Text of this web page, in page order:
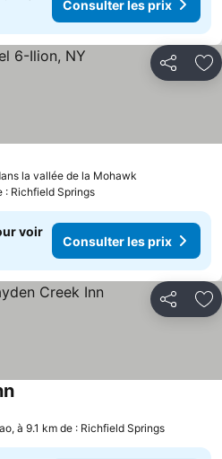
Consulter les prix
Partager
la vallée de la Mohawk
: Richfield Springs
voir
Consulter les prix
Partager
à 9.1 km de : Richfield Springs